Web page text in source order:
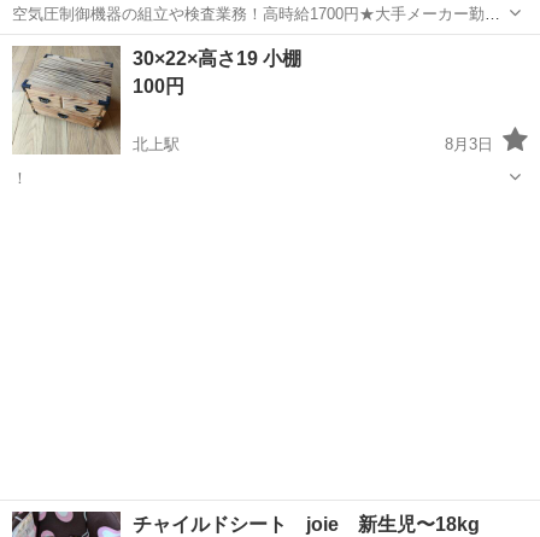
空気圧制御機器の組立や検査業務！高時給1700円★大手メーカー勤
務！嬉しい寮費無料！ワンルーム寮完備★マイカー通勤OK＆工場敷地
内に無料駐車場あり★！《岩手県釜石市》 人気の工場のお仕事 ◇空気
圧制御機器（シリンダ、バルブ...
岩手 釜石市 釜石駅 その他
30×22×高さ19 小棚
100円
北上駅
8月3日
！
チャイルドシート joie 新生児〜18kg